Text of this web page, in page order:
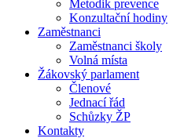
Metodik prevence
Konzultační hodiny
Zaměstnanci
Zaměstnanci školy
Volná místa
Žákovský parlament
Členové
Jednací řád
Schůzky ŽP
Kontakty